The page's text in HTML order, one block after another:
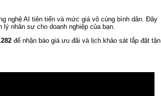
nghệ AI tiên tiến và mức giá vô cùng bình dân. Đây
nhân sự cho doanh nghiệp của bạn.
để nhận báo giá ưu đãi và lịch khảo sát lắp đặt tận